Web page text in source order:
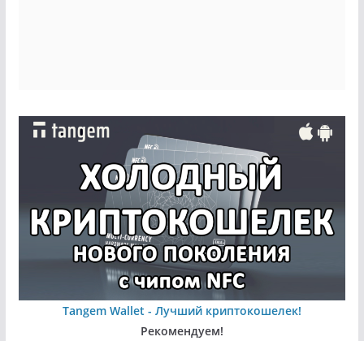
Tangem Wallet - Лучший криптокошелек!
Рекомендуем!